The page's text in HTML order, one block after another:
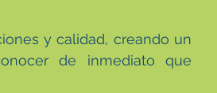
y calidad, creando un
de inmediato que